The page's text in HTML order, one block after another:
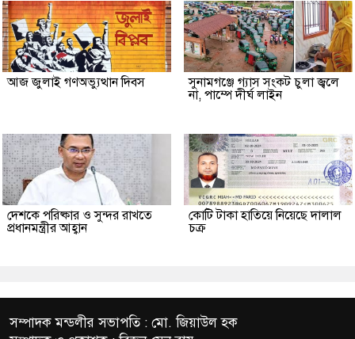
আজ জুলাই গণঅভ্যুত্থান দিবস
সুনামগঞ্জে গ্যাস সংকট চুলা জ্বলে
না, পাম্পে দীর্ঘ লাইন
দেশকে পরিষ্কার ও সুন্দর রাখতে
প্রধানমন্ত্রীর আহ্বান
কোটি টাকা হাতিয়ে নিয়েছে দালাল
চক্র
সম্পাদক মন্ডলীর সভাপতি : মো. জিয়াউল হক